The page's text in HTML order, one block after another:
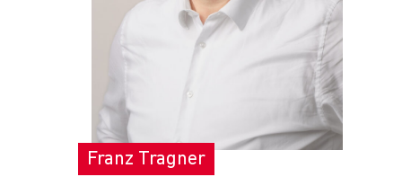
Franz Tragner